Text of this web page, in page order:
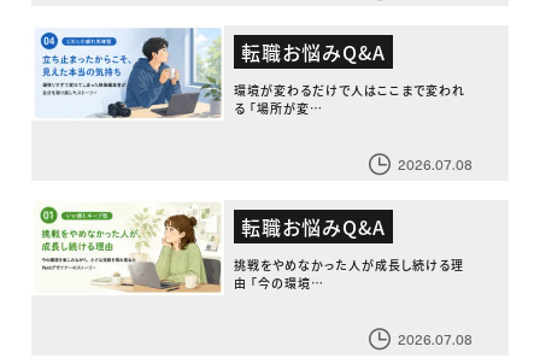
転職お悩みQ&A
環境が変わるだけで人はここまで変われ
る 「場所が変…
2026.07.08
転職お悩みQ&A
挑戦をやめなかった人が成長し続ける理
由 「今の環境…
2026.07.08